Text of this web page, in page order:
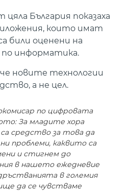
България показаха
които имат
били оценени на
по информатика.
новите технологии
а не цел.
по цифровата
За младите хора
средство за това да
проблеми, каквито са
и стигнем до
в нашето ежедневие
в големия
да се чувстваме